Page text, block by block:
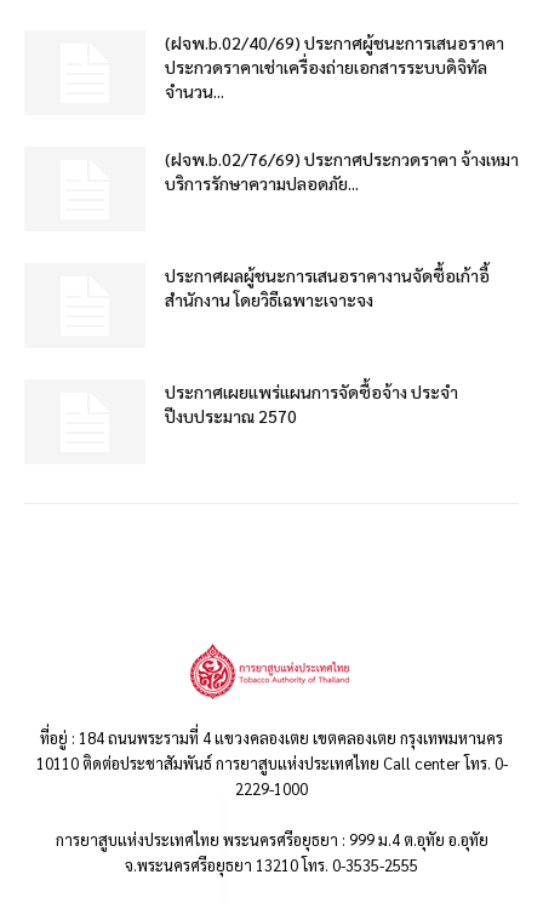
(ฝจพ.b.02/40/69) ประกาศผู้ชนะการเสนอราคา
ประกวดราคาเช่าเครื่องถ่ายเอกสารระบบดิจิทัล
จำนวน...
(ฝจพ.b.02/76/69) ประกาศประกวดราคา จ้างเหมา
บริการรักษาความปลอดภัย...
ประกาศผลผู้ชนะการเสนอราคางานจัดซื้อเก้าอี้
สำนักงาน โดยวิธีเฉพาะเจาะจง
ประกาศเผยแพร่แผนการจัดซื้อจ้าง ประจำ
ปีงบประมาณ 2570
ที่อยู่ : 184 ถนนพระรามที่ 4 แขวงคลองเตย เขตคลองเตย กรุงเทพมหานคร
10110 ติดต่อประชาสัมพันธ์ การยาสูบแห่งประเทศไทย Call center โทร. 0-
2229-1000
การยาสูบแห่งประเทศไทย พระนครศรีอยุธยา : 999 ม.4 ต.อุทัย อ.อุทัย
จ.พระนครศรีอยุธยา 13210 โทร. 0-3535-2555